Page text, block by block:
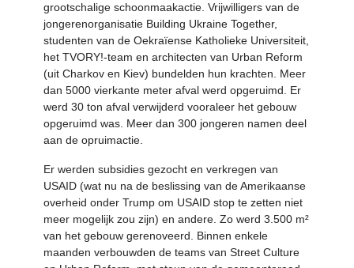
grootschalige schoonmaakactie. Vrijwilligers van de
jongerenorganisatie Building Ukraine Together,
studenten van de Oekraïense Katholieke Universiteit,
het TVORY!-team en architecten van Urban Reform
(uit Charkov en Kiev) bundelden hun krachten. Meer
dan 5000 vierkante meter afval werd opgeruimd. Er
werd 30 ton afval verwijderd vooraleer het gebouw
opgeruimd was. Meer dan 300 jongeren namen deel
aan de opruimactie.
Er werden subsidies gezocht en verkregen van
USAID (wat nu na de beslissing van de Amerikaanse
overheid onder Trump om USAID stop te zetten niet
meer mogelijk zou zijn) en andere. Zo werd 3.500 m²
van het gebouw gerenoveerd. Binnen enkele
maanden verbouwden de teams van Street Culture